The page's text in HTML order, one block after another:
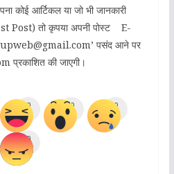
कोई आर्टिकल या जो भी जानकारी
Post) तो कृपया अपनी पोस्ट E-
पसंद आने पर
की जाएगी।
0 0 0
0